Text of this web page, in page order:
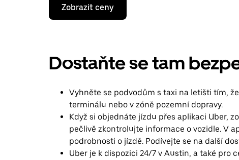
Stisknutím
klávesy
se
kalendář
a můžeš
Stisknutím
klávesy
zavřeš
kalendář.
Zobrazit ceny
Dostaňte se tam
Vyhněte se podvodům s taxi na letišti tím,
terminálu nebo v zóně pozemní dopravy.
Když si objednáte jízdu přes aplikaci Uber,
pečlivě zkontrolujte informace o vozidle. V
podrobnosti o jízdě. Podívejte se na další
Uber je k dispozici 24/7 v Austin, a také pro